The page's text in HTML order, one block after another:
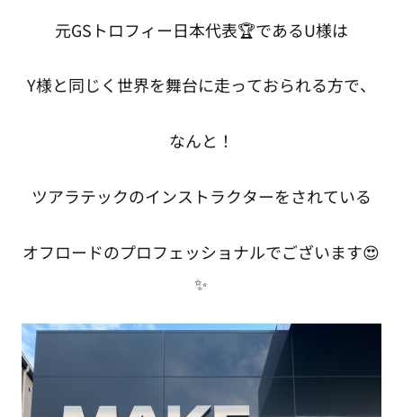
元GSトロフィー日本代表🏆であるU様は
Y様と同じく世界を舞台に走っておられる方で、
なんと！
ツアラテックのインストラクターをされている
オフロードのプロフェッショナルでございます😍
✨